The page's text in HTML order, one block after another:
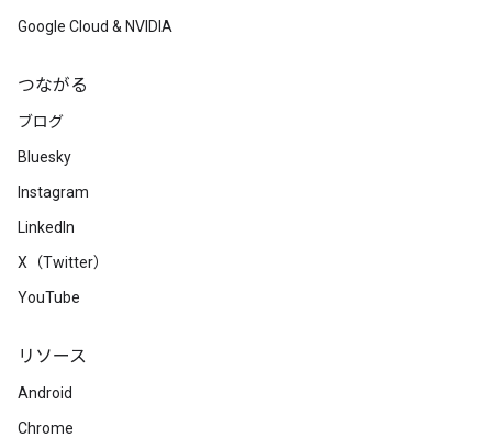
Google Cloud & NVIDIA
つながる
ブログ
Bluesky
Instagram
LinkedIn
X（Twitter）
YouTube
リソース
Android
Chrome